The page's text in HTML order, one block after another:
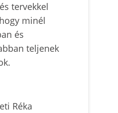
tervekkel
minél
és
teljenek
Réka